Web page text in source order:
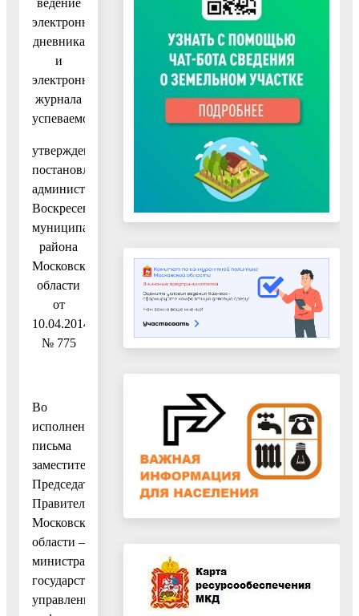
электронного
дневника
и
электронного
журнала
успеваемости»,
утвержденный
постановлением
администрации
Воскресенского
муниципального
района
Московской
области
от
10.04.2014
№ 775
Во
исполнение
письма
заместителя
Председателя
Правительства
Московской
области –
министра
государственного
управления,